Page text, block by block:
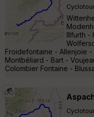
Illfurth -
Froidefontaine - Allenjoie
Montbéliard - Bart -
Colombier Fontaine -